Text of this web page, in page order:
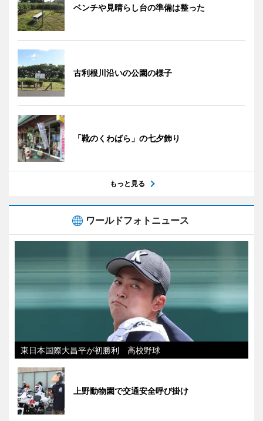
ベンチや見晴らし台の準備は整った
古利根川沿いの公園の様子
「靴のくわばら」の七夕飾り
もっと見る
ワールドフォトニュース
東日本国際大昌平が初勝利 高校野球
上野動物園で交通安全呼び掛け